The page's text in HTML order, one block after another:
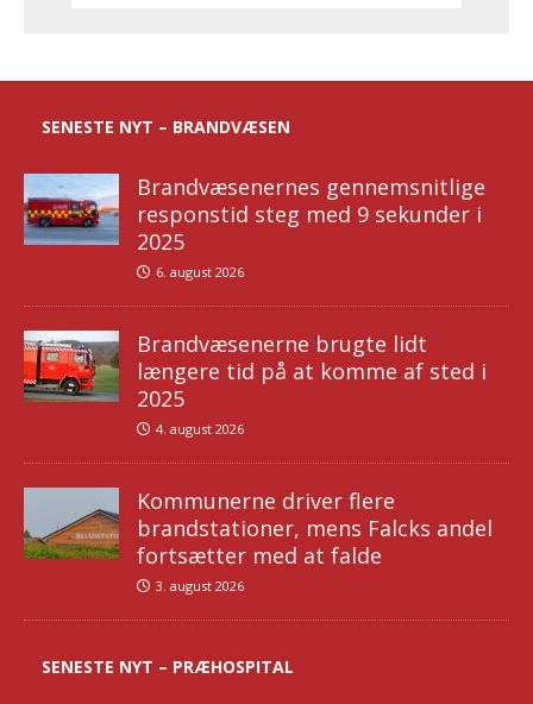
SENESTE NYT – BRANDVÆSEN
Brandvæsenernes gennemsnitlige
responstid steg med 9 sekunder i
2025
6. august 2026
Brandvæsenerne brugte lidt
længere tid på at komme af sted i
2025
4. august 2026
Kommunerne driver flere
brandstationer, mens Falcks andel
fortsætter med at falde
3. august 2026
SENESTE NYT – PRÆHOSPITAL